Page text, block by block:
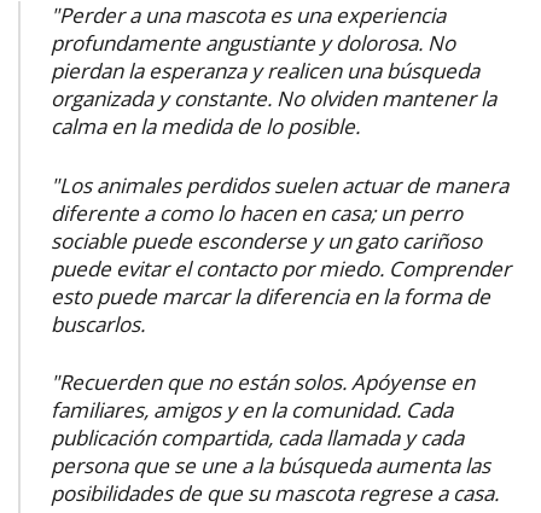
"Perder a una mascota es una experiencia
profundamente angustiante y dolorosa. No
pierdan la esperanza y realicen una búsqueda
organizada y constante. No olviden mantener la
calma en la medida de lo posible.
"Los animales perdidos suelen actuar de manera
diferente a como lo hacen en casa; un perro
sociable puede esconderse y un gato cariñoso
puede evitar el contacto por miedo. Comprender
esto puede marcar la diferencia en la forma de
buscarlos.
"Recuerden que no están solos. Apóyense en
familiares, amigos y en la comunidad. Cada
publicación compartida, cada llamada y cada
persona que se une a la búsqueda aumenta las
posibilidades de que su mascota regrese a casa.